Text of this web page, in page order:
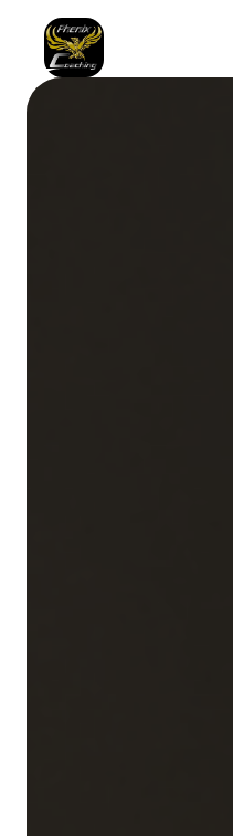
Panneau de gestion des cookies